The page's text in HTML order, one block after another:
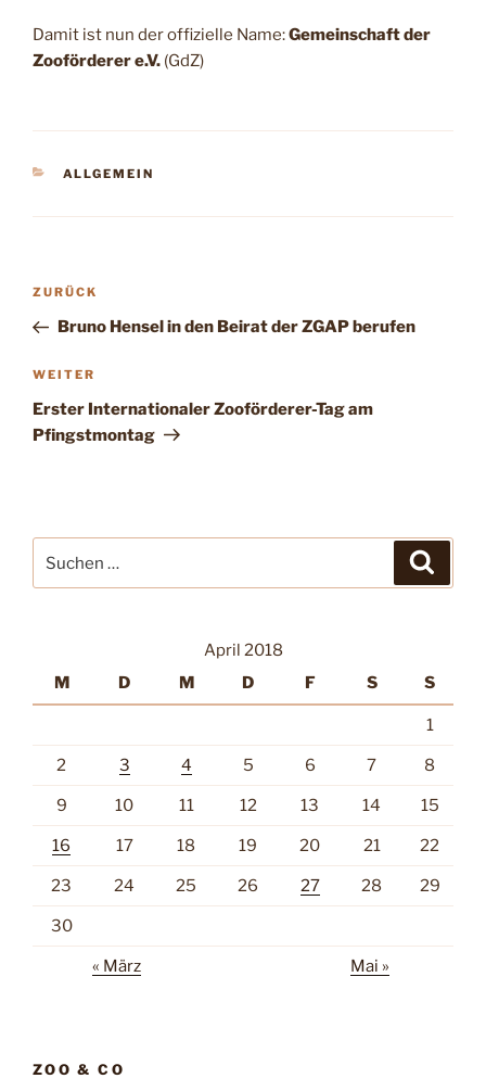
Damit ist nun der offizielle Name:Gemeinschaft der
Zooförderer e.V. (GdZ)
KATEGORIEN
ALLGEMEIN
Beitragsnavigation
Vorheriger
Beitrag
ZURÜCK
Bruno Hensel in den Beirat der ZGAP berufen
Nächster
Beitrag
WEITER
Erster Internationaler Zooförderer-Tag am
Pfingstmontag
nach:
April 2018
M
D M D F S S
1
2 3 4 5 6 7 8
9 10 11 12 13 14 15
16 17 18 19 20 21 22
23 24 25 26 27 28 29
30
« März Mai »
ZOO & CO